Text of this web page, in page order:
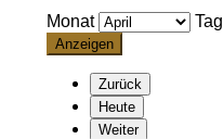
Monat Tag
Zurück
Heute
Weiter